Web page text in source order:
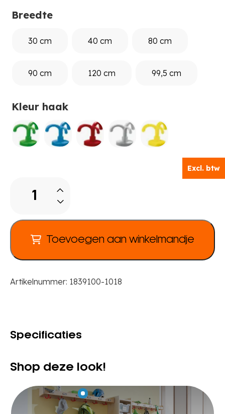
Excl. btw
Breedte
30 cm 40 cm 80 cm
90 cm 120 cm 99,5 cm
Kleur haak
aantal
Toevoegen aan winkelmandje
Artikelnummer: 1839100-1018
Specificaties
Shop deze look!